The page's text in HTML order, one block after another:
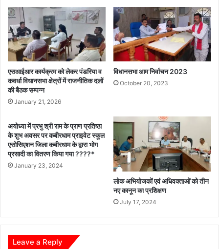
एसआईआर कार्यक्रम को लेकर पंडरिया व
कवर्धा विधानसभा क्षेत्रों में राजनीतिक दलों
की बैठक सम्पन्न
January 21, 2026
विधानसभा आम निर्वाचन 2023
October 20, 2023
अयोध्या में प्रभु श्री राम के प्राण प्रतिष्ठा
के शुभ अवसर पर कबीरधाम प्राइवेट स्कूल
एसोसिएशन जिला कबीरधाम के द्वारा भोग
प्रसादी का वितरण किया गया ????*
January 23, 2024
लोक अभियोजकों एवं अधिवक्ताओं को तीन
नए कानून का प्रशिक्षण
July 17, 2024
Leave a Reply